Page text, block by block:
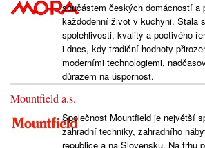
součástem českých domácností a
každodenní život v kuchyni. Stala
spolehlivosti, kvality a poctivého
i dnes, kdy tradiční hodnoty
moderními technologiemi,
důrazem na úspornost.
Mountfield a.s.
Společnost Mountfield je největší
zahradní techniky, zahradního
republice a na Slovensku. Na trhu